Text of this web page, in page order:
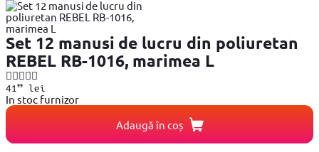
Set 12 manusi de lucru din poliuretan
REBEL RB-1016, marimea L
41 99lei
In stoc furnizor
Adaugă în coș